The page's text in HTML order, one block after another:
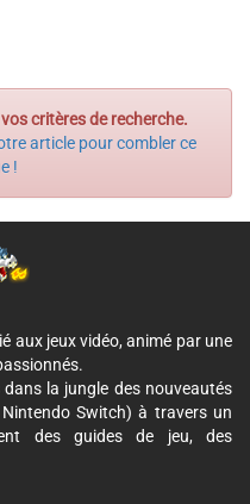
critères de recherche.
article pour combler ce
!
aux jeux vidéo, animé par une
la jungle des nouveautés
Switch) à travers un
des guides de jeu, des